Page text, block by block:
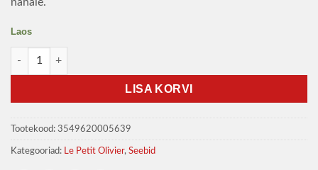
Laos
Le Petit Olivier Seep Marseille oliivõli 150g kogus
LISA KORVI
Tootekood: 3549620005639
Kategooriad: Le Petit Olivier, Seebid